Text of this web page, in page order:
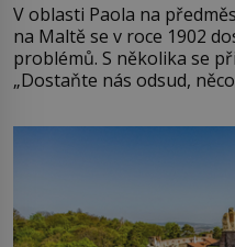
V oblasti Paola na
na Maltě se v roce 1902
problémů. S několika se
„Dostaňte nás odsud,